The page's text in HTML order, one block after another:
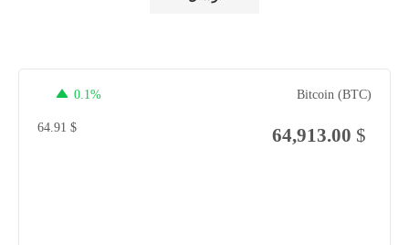
Bitcoin (BTC)
0.1%
$
64,913.00
$
64.91